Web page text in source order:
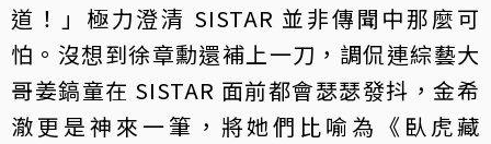
道！」極力澄清 SISTAR 並非傳聞中那麼可
怕。沒想到徐章勳還補上一刀，調侃連綜藝大
哥姜鎬童在 SISTAR 面前都會瑟瑟發抖，金希
澈更是神來一筆，將她們比喻為《臥虎藏